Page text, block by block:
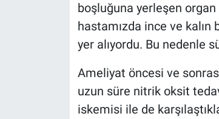
boşluğuna yerleşen
hastamızda ince ve kalın
yer alıyordu. Bu nedenle
Ameliyat öncesi ve
uzun süre nitrik oksit
iskemisi ile de